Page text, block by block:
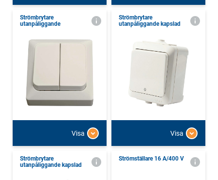
Strömbrytare
utanpåliggande
Visa
Strömbrytare
utanpåliggande kapslad
Visa
Strömbrytare
utanpåliggande kapslad
Strömställare 16 A/400 V